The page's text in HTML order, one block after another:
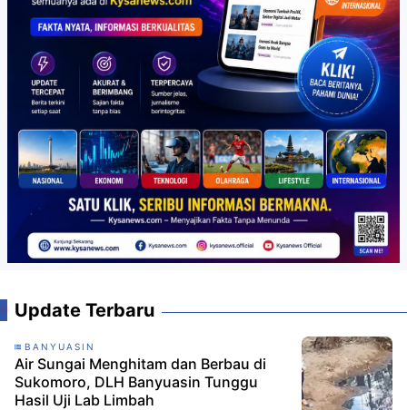
Update Terbaru
BANYUASIN
Air Sungai Menghitam dan Berbau di
Sukomoro, DLH Banyuasin Tunggu
Hasil Uji Lab Limbah